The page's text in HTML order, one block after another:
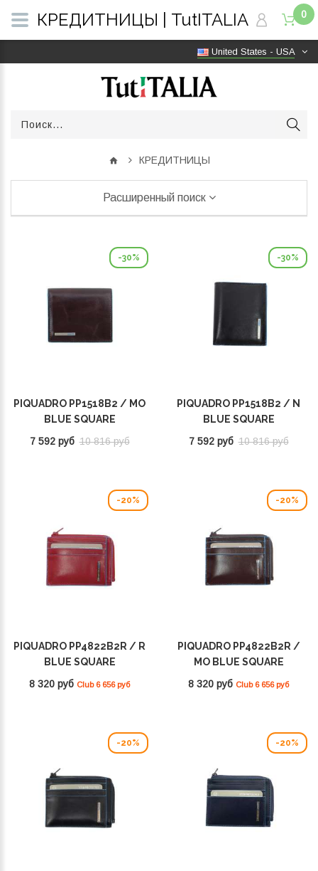
United States - USA
0
КРЕДИТНИЦЫ
Расширенный поиск
-30%
PIQUADRO PP1518B2 / MO
BLUE SQUARE
7 592 руб 10 816 руб
-30%
PIQUADRO PP1518B2 / N
BLUE SQUARE
7 592 руб 10 816 руб
-20%
PIQUADRO PP4822B2R / R
BLUE SQUARE
8 320 руб Club 6 656 руб
-20%
PIQUADRO PP4822B2R /
MO BLUE SQUARE
8 320 руб Club 6 656 руб
-20% -20%
КРЕДИТНИЦЫ | TutITALIA